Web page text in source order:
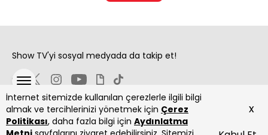
İnternet sitemizde kullanılan çerezlerle ilgili bilgi
almak ve tercihlerinizi yönetmek için Çerez
Politikası, daha fazla bilgi için Aydınlatma
x
Show TV'yi sosyal medyada da takip et!